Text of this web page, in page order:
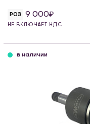
РОЗ 9 000
НЕ ВКЛЮЧАЕТ НДС
в наличии